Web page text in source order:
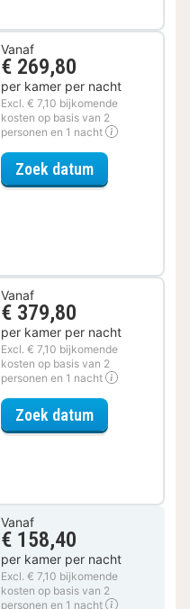
Vanaf
€ 269,80
per kamer per nacht
Excl. € 7,10 bijkomende
kosten op basis van 2
personen en 1 nacht
Zoek datumvoor Ontdek
Vanaf
€ 379,80
per kamer per nacht
Excl. € 7,10 bijkomende
kosten op basis van 2
personen en 1 nacht
Zoek datumvoor Actief
Vanaf
€ 158,40
per kamer per nacht
Excl. € 7,10 bijkomende
kosten op basis van 2
personen en 1 nacht